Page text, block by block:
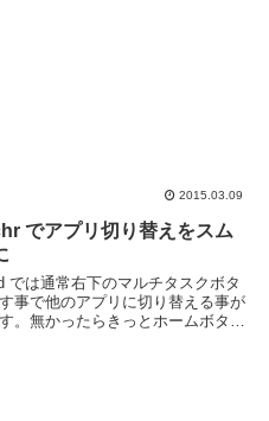
2015.03.09
でアプリ切り替えをスム
では通常右下のマルチタスクボタ
事で他のアプリに切り替える事が
。無かったらきっとホームボタン